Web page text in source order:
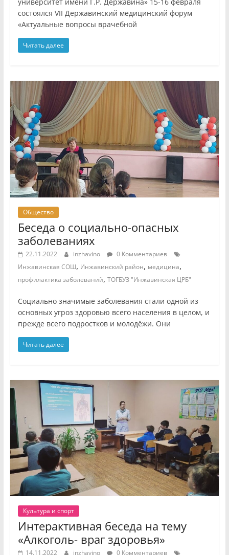
университет имени Г.Р. Державина» 15-16 февраля
состоялся VII Державинский медицинский форум
«Актуальные вопросы врачебной
Читать далее
Общество
Беседа о социально-опасных
заболеваниях
22.11.2022 inzhavino
0 Комментариев
Инжавинская СОШ, Инжавинский район, медицина,
профилактика заболеваний, ТОГБУЗ "Инжавинская ЦРБ"
Социально значимые заболевания стали одной из
основных угроз здоровью всего населения в целом, и
прежде всего подростков и молодёжи. Они
Читать далее
Культура и спорт
Интерактивная беседа на тему
«Алкоголь- враг здоровья»
14.11.2022 inzhavino
0 Комментариев